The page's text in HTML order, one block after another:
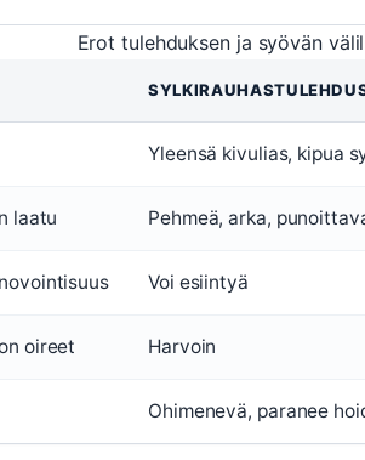
Erot tulehduksen ja syövän
Yleensä kivulias, kipua
laatu Pehmeä, arka,
Voi esiintyä
oireet Harvoin
Ohimenevä, paranee